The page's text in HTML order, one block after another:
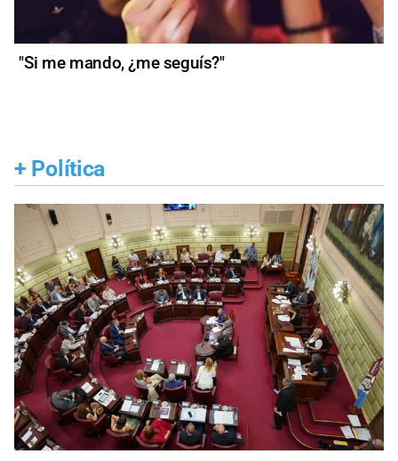
"Si me mando, ¿me seguís?"
+ Política